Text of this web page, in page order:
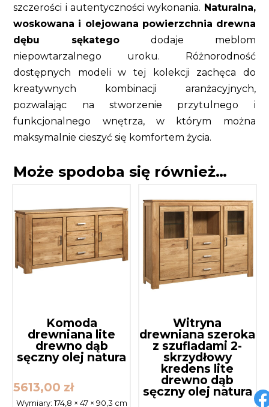
szczerości i autentyczności wykonania. Naturalna,
woskowana i olejowana powierzchnia drewna
dębu sękatego dodaje meblom
niepowtarzalnego uroku. Różnorodność
dostępnych modeli w tej kolekcji zachęca do
kreatywnych kombinacji aranżacyjnych,
pozwalając na stworzenie przytulnego i
funkcjonalnego wnętrza, w którym można
maksymalnie cieszyć się komfortem życia.
Może spodoba się również…
Komoda
drewniana lite
drewno dąb
sęczny olej natura
5613,00 zł
Wymiary: 174,8 × 47 × 90,3 cm
Witryna
drewniana szeroka
z szufladami 2-
skrzydłowy
kredens lite
drewno dąb
sęczny olej natura